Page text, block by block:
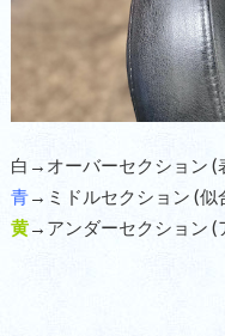
白→オーバーセクション (
青→ミドルセクション (似
黄→ アンダーセクション